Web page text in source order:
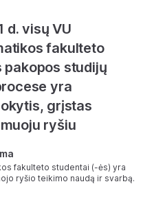
d. visų VU
fakulteto
studijų
yra
grįstas
ryšiu
fakulteto studentai (-ės) yra
ryšio teikimo naudą ir svarbą.